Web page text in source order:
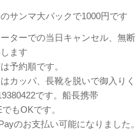
サンマ大パックで1000円です
ターでの当日キャンセル、無
ます
予約順です。
カッパ、長靴を脱いで御入り
です。船長携帯
もOKです。
のお支払い可能になりました